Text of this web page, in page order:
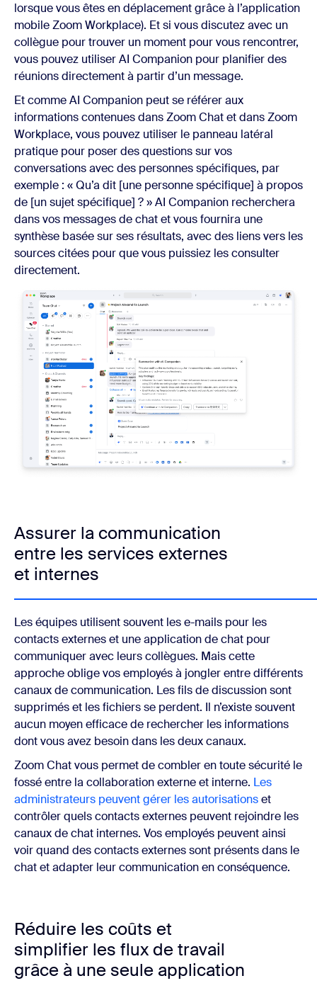
lorsque vous êtes en déplacement grâce à l’application
mobile Zoom Workplace). Et si vous discutez avec un
collègue pour trouver un moment pour vous rencontrer,
vous pouvez utiliser AI Companion pour planifier des
réunions directement à partir d’un message.
Et comme AI Companion peut se référer aux
informations contenues dans Zoom Chat et dans Zoom
Workplace, vous pouvez utiliser le panneau latéral
pratique pour poser des questions sur vos
conversations avec des personnes spécifiques, par
exemple : « Qu’a dit [une personne spécifique] à propos
de [un sujet spécifique] ? » AI Companion recherchera
dans vos messages de chat et vous fournira une
synthèse basée sur ses résultats, avec des liens vers les
sources citées pour que vous puissiez les consulter
directement.
Assurer la communication
entre les services externes
et internes
Les équipes utilisent souvent les e-mails pour les
contacts externes et une application de chat pour
communiquer avec leurs collègues. Mais cette
approche oblige vos employés à jongler entre différents
canaux de communication. Les fils de discussion sont
supprimés et les fichiers se perdent. Il n’existe souvent
aucun moyen efficace de rechercher les informations
dont vous avez besoin dans les deux canaux.
Zoom Chat vous permet de combler en toute sécurité le
fossé entre la collaboration externe et interne. Les
administrateurs peuvent gérer les autorisationset
contrôler quels contacts externes peuvent rejoindre les
canaux de chat internes. Vos employés peuvent ainsi
voir quand des contacts externes sont présents dans le
chat et adapter leur communication en conséquence.
Réduire les coûts et
simplifier les flux de travail
grâce à une seule application